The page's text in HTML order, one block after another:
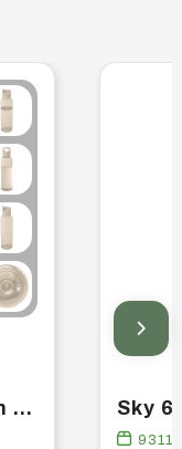
Sky 650 ml waterfles van gerecycled plastic
93113